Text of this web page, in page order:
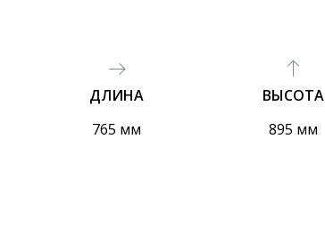
ДЛИНА
765 мм
ВЫСОТА
895 мм